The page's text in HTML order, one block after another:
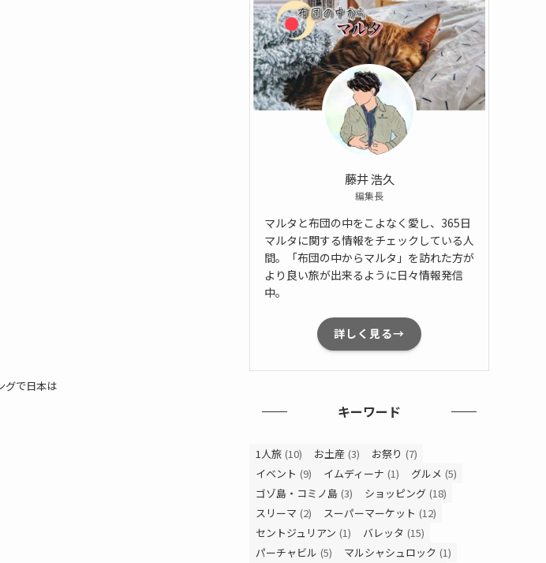
グで日本は
藤井 浩久
編集長
マルタと布団の中をこよなく愛し、365日
マルタに関する情報をチェックしている人
間。「布団の中からマルタ」を訪れた方が
より良い旅が出来るように日々情報発信
中。
詳しく見る→
キーワード
1人旅 (10) お土産 (3) お祭り (7)
イベント (9) イムディーナ (1) グルメ (5)
ゴゾ島・コミノ島 (3) ショッピング (18)
スリーマ (2) スーパーマーケット (12)
セントジュリアン (1) バレッタ (15)
パーチャビル (5) マルシャシュロック (1)